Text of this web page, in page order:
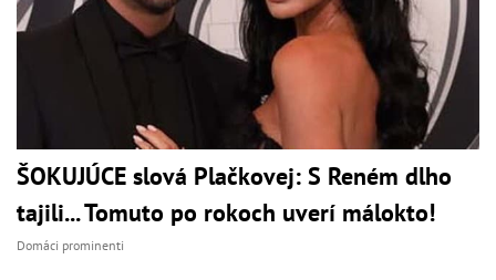
ŠOKUJÚCE slová Plačkovej: S Reném dlho
tajili... Tomuto po rokoch uverí málokto!
Domáci prominenti